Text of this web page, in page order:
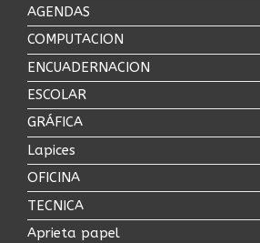
AGENDAS
COMPUTACION
ENCUADERNACION
ESCOLAR
GRÁFICA
Lapices
OFICINA
TECNICA
Aprieta papel